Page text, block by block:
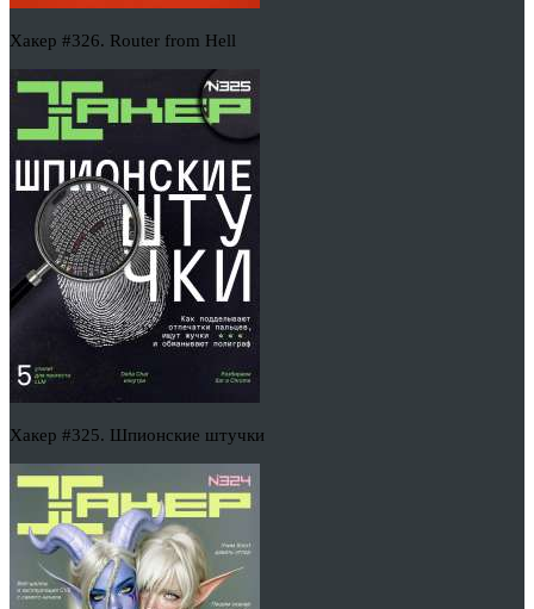
Хакер #326. Router from Hell
Хакер #325. Шпионские штучки